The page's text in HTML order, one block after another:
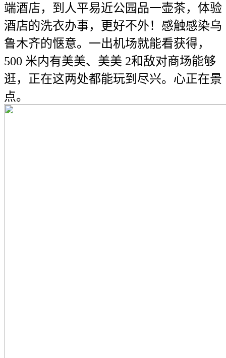
端酒店，到人平易近公园品一壶茶，体验
酒店的洗衣办事，更好不外！感触感染乌
鲁木齐的惬意。一出机场就能看获得，
500 米内有美美、美美 2和敌对商场能够
逛，正在这两处都能玩到尽兴。心正在景
点。